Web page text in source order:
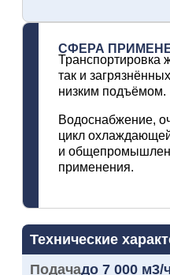
СФЕРА
Транспортировка
так и
низким подъёмом.
Водоснабжение,
цикл
и
применения.
Технические
Подачадо 7 000 м3/